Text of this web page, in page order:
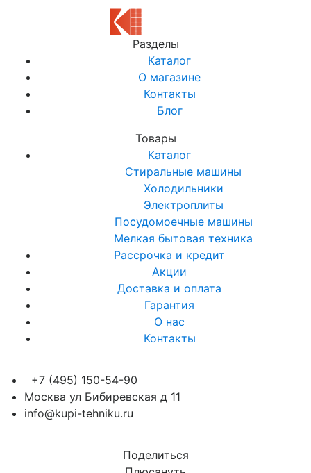
Разделы
Каталог
О магазине
Контакты
Блог
Товары
Каталог
Стиральные машины
Холодильники
Электроплиты
Посудомоечные машины
Мелкая бытовая техника
Рассрочка и кредит
Акции
Доставка и оплата
Гарантия
О нас
Контакты
+7 (495) 150-54-90
Москва ул Бибиревская д 11
info@kupi-tehniku.ru
Поделиться